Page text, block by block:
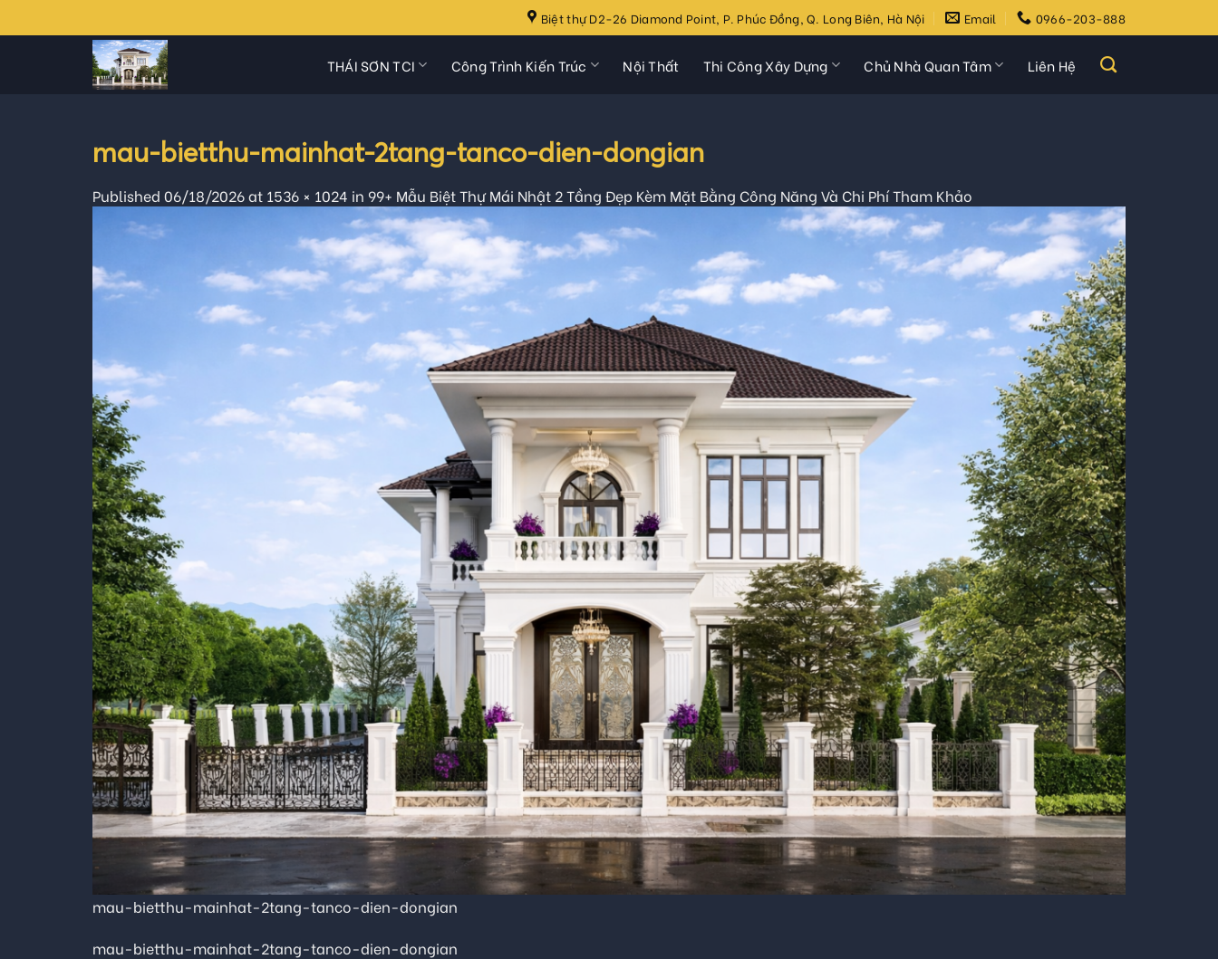
to
Biệt thự D2-26 Diamond Point, P. Phúc Đồng, Q. Long Biên, Hà Nội Email 0966-203-888
THÁI SƠN TCI Công Trình Kiến Trúc Nội Thất Thi Công Xây Dựng Chủ Nhà Quan Tâm Liên Hệ
mau-bietthu-mainhat-2tang-tanco-dien-dongian
Published 06/18/2026at 1536 × 1024 in 99+ Mẫu Biệt Thự Mái Nhật 2 Tầng Đẹp Kèm Mặt Bằng Công Năng Và Chi Phí Tham Khảo
mau-bietthu-mainhat-2tang-tanco-dien-dongian
mau-bietthu-mainhat-2tang-tanco-dien-dongian